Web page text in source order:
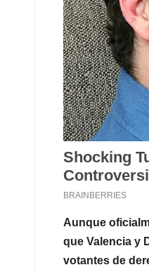
Aunque
que Valencia y
votantes de